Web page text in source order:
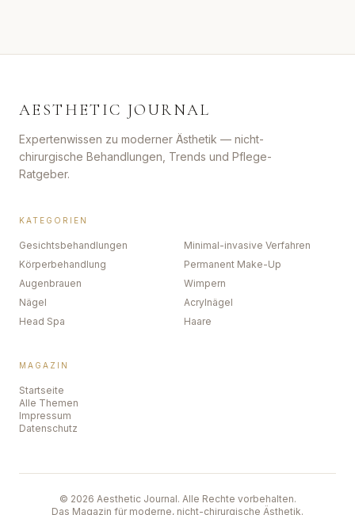
AESTHETIC JOURNAL
Expertenwissen zu moderner Ästhetik — nicht-
chirurgische Behandlungen, Trends und Pflege-
Ratgeber.
KATEGORIEN
Gesichtsbehandlungen
Minimal-invasive Verfahren
Körperbehandlung
Permanent Make-Up
Augenbrauen
Wimpern
Nägel
Acrylnägel
Head Spa
Haare
MAGAZIN
Startseite
Alle Themen
Impressum
Datenschutz
© 2026 Aesthetic Journal. Alle Rechte vorbehalten.
Das Magazin für moderne, nicht-chirurgische Ästhetik.